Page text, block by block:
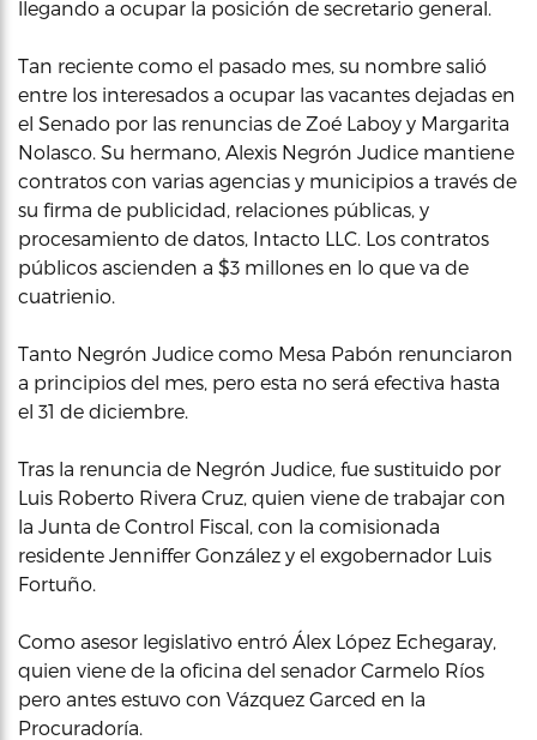
llegando a ocupar la posición de secretario general.
Tan reciente como el pasado mes, su nombre salió
entre los interesados a ocupar las vacantes dejadas en
el Senado por las renuncias de Zoé Laboy y Margarita
Nolasco. Su hermano, Alexis Negrón Judice mantiene
contratos con varias agencias y municipios a través de
su firma de publicidad, relaciones públicas, y
procesamiento de datos, Intacto LLC. Los contratos
públicos ascienden a $3 millones en lo que va de
cuatrienio.
Tanto Negrón Judice como Mesa Pabón renunciaron
a principios del mes, pero esta no será efectiva hasta
el 31 de diciembre.
Tras la renuncia de Negrón Judice, fue sustituido por
Luis Roberto Rivera Cruz, quien viene de trabajar con
la Junta de Control Fiscal, con la comisionada
residente Jenniffer González y el exgobernador Luis
Fortuño.
Como asesor legislativo entró Álex López Echegaray,
quien viene de la oficina del senador Carmelo Ríos
pero antes estuvo con Vázquez Garced en la
Procuradoría.